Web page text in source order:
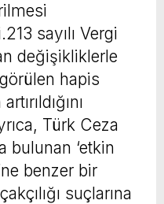
sayılı Vergi
değişikliklerle
hapis
Türk Ceza
bulunan ‘etkin
benzer bir
suçlarına